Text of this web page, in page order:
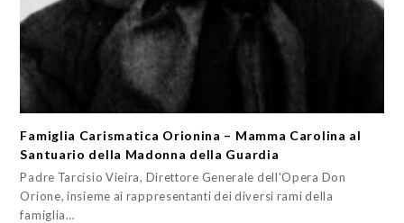
Famiglia Carismatica Orionina – Mamma Carolina al
Santuario della Madonna della Guardia
Padre Tarcisio Vieira, Direttore Generale dell'Opera Don
Orione, insieme ai rappresentanti dei diversi rami della
famiglia…